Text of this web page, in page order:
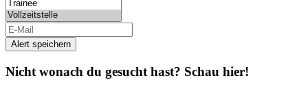
Alert speichern
Nicht wonach du gesucht hast? Schau hier!